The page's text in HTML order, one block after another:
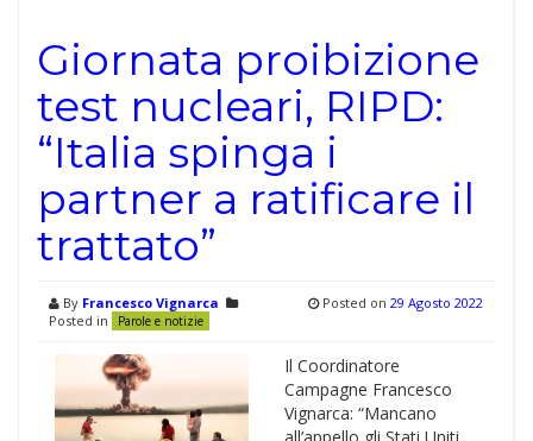
Giornata proibizione
test nucleari, RIPD:
“Italia spinga i
partner a ratificare il
trattato”
By Francesco Vignarca
Posted in
Parole e notizie
Posted on 29 Agosto 2022
Il Coordinatore
Campagne Francesco
Vignarca: “Mancano